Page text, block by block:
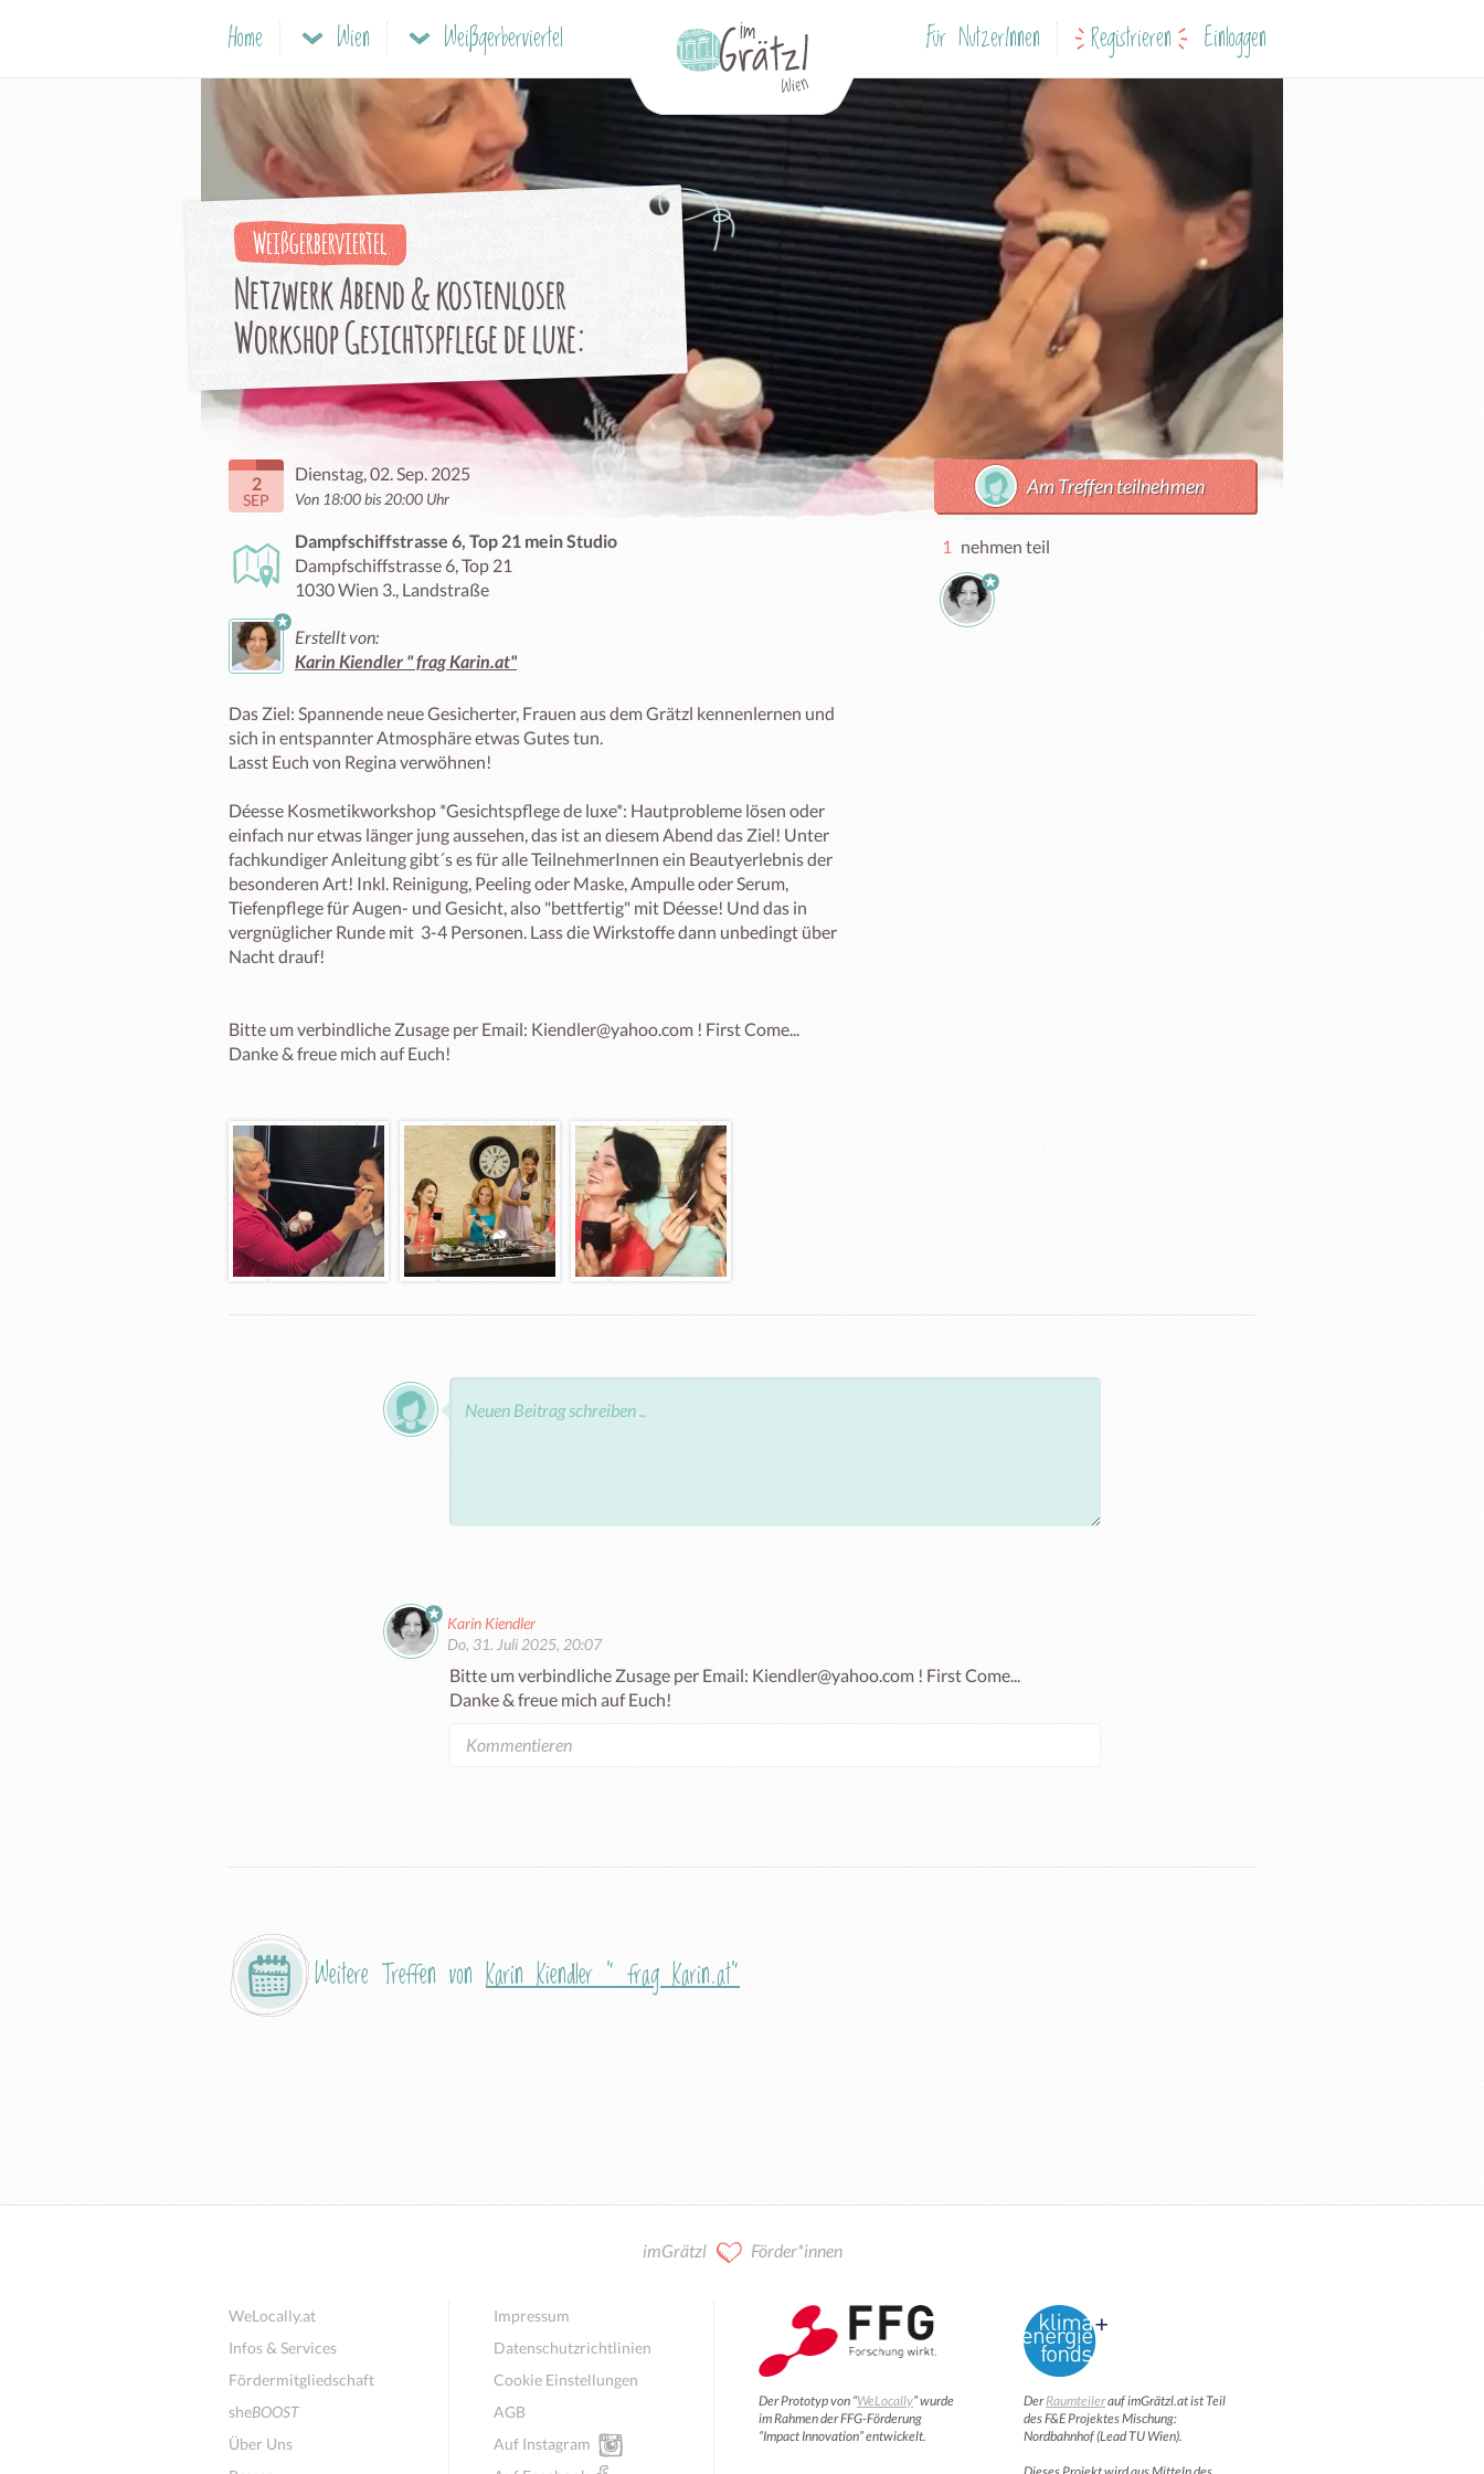
Home Wien Weißgerberviertel Für NutzerInnen Registrieren Einloggen
Weißgerberviertel
Netzwerk Abend & kostenloser
Workshop Gesichtspflege de luxe:
2
SEP
Dienstag, 02. Sep. 2025
Von 18:00 bis 20:00 Uhr
Dampfschiffstrasse 6, Top 21 mein Studio
Dampfschiffstrasse 6, Top 21
1030 Wien 3., Landstraße
Erstellt von:
Karin Kiendler " frag Karin.at"
Das Ziel: Spannende neue Gesicherter, Frauen aus dem Grätzl kennenlernen und
sich in entspannter Atmosphäre etwas Gutes tun.
Lasst Euch von Regina verwöhnen!
Déesse Kosmetikworkshop *Gesichtspflege de luxe*: Hautprobleme lösen oder
einfach nur etwas länger jung aussehen, das ist an diesem Abend das Ziel! Unter
fachkundiger Anleitung gibt´s es für alle TeilnehmerInnen ein Beautyerlebnis der
besonderen Art! Inkl. Reinigung, Peeling oder Maske, Ampulle oder Serum,
Tiefenpflege für Augen- und Gesicht, also "bettfertig" mit Déesse! Und das in
vergnüglicher Runde mit  3-4 Personen. Lass die Wirkstoffe dann unbedingt über
Nacht drauf!
Bitte um verbindliche Zusage per Email: Kiendler@yahoo.com ! First Come...
Danke & freue mich auf Euch!
Am Treffen teilnehmen
1 nehmen teil
Karin Kiendler
Do, 31. Juli 2025, 20:07
Bitte um verbindliche Zusage per Email: Kiendler@yahoo.com ! First Come...
Danke & freue mich auf Euch!
Weitere Treffen von Karin Kiendler " frag Karin.at"
imGrätzl Förder*innen
WeLocally.at
Infos & Services
Fördermitgliedschaft
sheBOOST
Über Uns
Impressum
Datenschutzrichtlinien
Cookie Einstellungen
AGB
Auf Instagram
Der Prototyp von “WeLocally” wurde
im Rahmen der FFG-Förderung
“Impact Innovation” entwickelt.
DerRaumteilerauf imGrätzl.at ist Teil
des F&E Projektes Mischung:
Nordbahnhof (Lead TU Wien).